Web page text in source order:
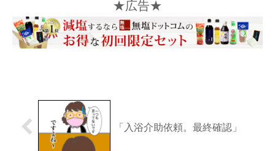
★広告★
「入浴介助依頼。最終確認」